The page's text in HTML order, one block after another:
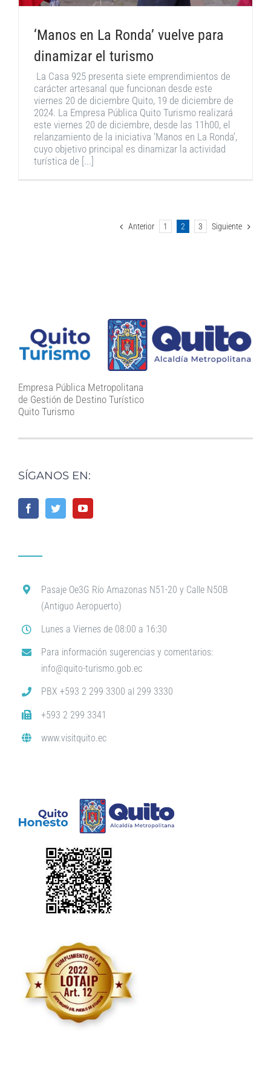
‘Manos en La Ronda’ vuelve para
dinamizar el turismo
La Casa 925 presenta siete emprendimientos de
carácter artesanal que funcionan desde este
viernes 20 de diciembre Quito, 19 de diciembre de
2024. La Empresa Pública Quito Turismo realizará
este viernes 20 de diciembre, desde las 11h00, el
relanzamiento de la iniciativa ‘Manos en La Ronda’,
cuyo objetivo principal es dinamizar la actividad
turística de [...]
Anterior 1 2 3 Siguiente
Empresa Pública Metropolitana
de Gestión de Destino Turístico
Quito Turismo
SÍGANOS EN:
Pasaje Oe3G Río Amazonas N51-20 y Calle N50B
(Antiguo Aeropuerto)
Lunes a Viernes de 08:00 a 16:30
Para información sugerencias y comentarios:
info@quito-turismo.gob.ec
PBX +593 2 299 3300 al 299 3330
+593 2 299 3341
www.visitquito.ec